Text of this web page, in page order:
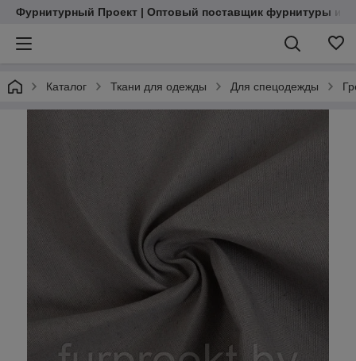
Фурнитурный Проект | Оптовый поставщик фурнитуры и
Каталог Ткани для одежды Для спецодежды